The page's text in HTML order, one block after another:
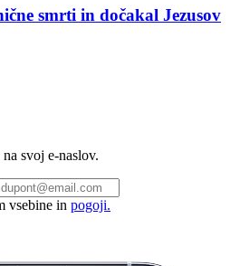
smrti in dočakal Jezusov
svoj e-naslov.
vsebine in pogoji.